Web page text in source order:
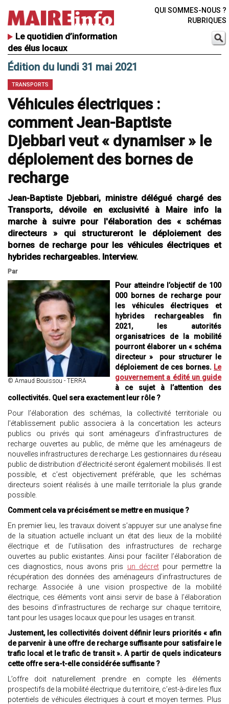
Le quotidien d’information
des élus locaux
QUI SOMMES-NOUS ?
RUBRIQUES
Édition du lundi 31 mai 2021
TRANSPORTS
Véhicules électriques :
comment Jean-Baptiste
Djebbari veut « dynamiser » le
déploiement des bornes de
recharge
Jean-Baptiste Djebbari, ministre délégué chargé des
Transports, dévoile en exclusivité à Maire info la
marche à suivre pour l'élaboration des « schémas
directeurs » qui structureront le déploiement des
bornes de recharge pour les véhicules électriques et
hybrides rechargeables. Interview.
Par
© Arnaud Bouissou - TERRA
Pour atteindre l’objectif de 100
000 bornes de recharge pour
les véhicules électriques et
hybrides rechargeables fin
2021, les autorités
organisatrices de la mobilité
pourront élaborer un « schéma
directeur » pour structurer le
déploiement de ces bornes. Le
gouvernement a édité un guide
à ce sujet à l’attention des
collectivités. Quel sera exactement leur rôle ?
Pour l’élaboration des schémas, la collectivité territoriale ou
l’établissement public associera à la concertation les acteurs
publics ou privés qui sont aménageurs d’infrastructures de
recharge ouvertes au public, de même que les aménageurs de
nouvelles infrastructures de recharge. Les gestionnaires du réseau
public de distribution d’électricité seront également mobilisés. Il est
possible, et c’est objectivement préférable, que les schémas
directeurs soient réalisés à une maille territoriale la plus grande
possible.
Comment cela va précisément se mettre en musique ?
En premier lieu, les travaux doivent s’appuyer sur une analyse fine
de la situation actuelle incluant un état des lieux de la mobilité
électrique et de l’utilisation des infrastructures de recharge
ouvertes au public existantes. Ainsi pour faciliter l’élaboration de
ces diagnostics, nous avons pris un décretpour permettre la
récupération des données des aménageurs d’infrastructures de
recharge. Associée à une vision prospective de la mobilité
électrique, ces éléments vont ainsi servir de base à l’élaboration
des besoins d’infrastructures de recharge sur chaque territoire,
tant pour les usages locaux que pour les usages en transit.
Justement, les collectivités doivent définir leurs priorités « afin
de parvenir à une offre de recharge suffisante pour satisfaire le
trafic local et le trafic de transit ». A partir de quels indicateurs
cette offre sera-t-elle considérée suffisante ?
L’offre doit naturellement prendre en compte les éléments
prospectifs de la mobilité électrique du territoire, c’est-à-dire les flux
potentiels de véhicules électriques à court et moyen termes. Plus